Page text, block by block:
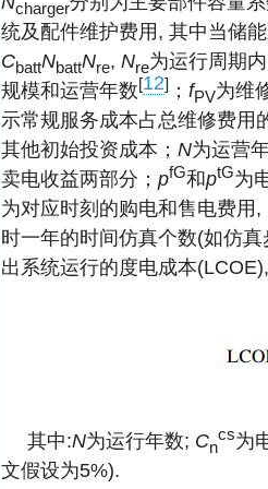
charger
统及配件维护费用, 其中当储
CbattNbattNre, Nre为运行周期
规模和运营年数[12] ； fPV为维
示常规服务成本占总维修费用
其他初始投资成本； N为运营
卖电收益两部分； pfG和ptG为
为对应时刻的购电和售电费用
时一年的时间仿真个数(如仿
出系统运行的度电成本
其中:N为运行年数; Cn
cs为
文假设为5%).